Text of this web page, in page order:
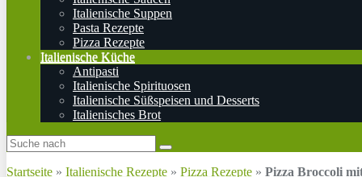
Italienische Suppen
Pasta Rezepte
Pizza Rezepte
Italienische Küche
Antipasti
Italienische Spirituosen
Italienische Süßspeisen und Desserts
Italienisches Brot
Startseite » Italienische Rezepte » Pizza Rezepte » Pizza Broccoli